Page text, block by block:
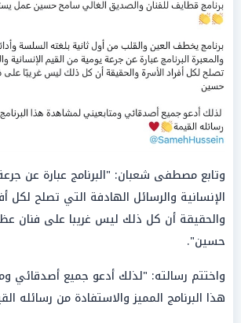
وتابع مصطفى شعبان: "البرنامج عبارة عن
الإنسانية والرسائل الهادفة التي تصلح لكل
والحقيقة أن كل ذلك ليس غريبا على فنان
حسين".
واختتم رسالته: "لذلك أدعو جميع أصدقائي
هذا البرنامج المميز والاستفادة من رسائله